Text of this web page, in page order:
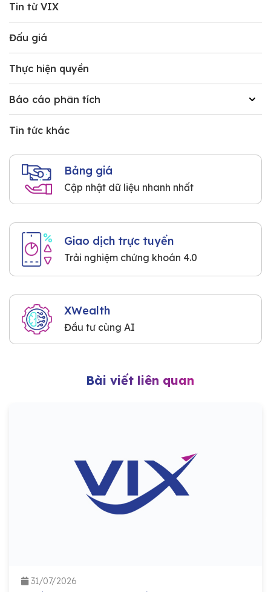
Tin từ VIX
Đấu giá
Thực hiện quyền
Báo cáo phân tích
Tin tức khác
Bảng giá
Cập nhật dữ liệu nhanh nhất
Giao dịch trực tuyến
Trải nghiệm chứng khoán 4.0
XWealth
Đầu tư cùng AI
Bài viết liên quan
31/07/2026